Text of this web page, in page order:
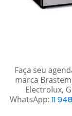
Faça seu
marca
Electrolux,
WhatsApp: 11